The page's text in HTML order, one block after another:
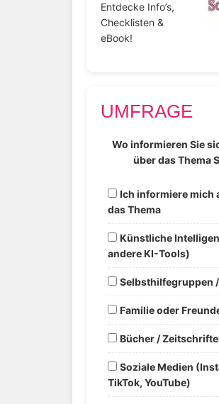
Entdecke Info’s,
Checklisten &
eBook!
UMFRAGE
Wo informieren Sie
über das Thema
Ich informiere mich
das Thema
Künstliche
andere KI-Tools)
Selbsthilfegruppen /
Familie oder
Bücher /
Soziale Medien
TikTok, YouTube)